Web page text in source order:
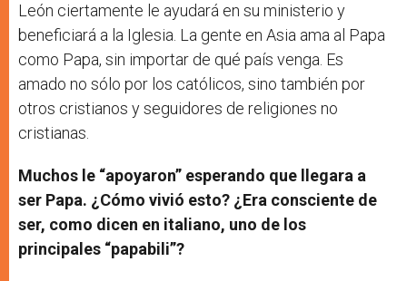
León ciertamente le ayudará en su ministerio y
beneficiará a la Iglesia. La gente en Asia ama al Papa
como Papa, sin importar de qué país venga. Es
amado no sólo por los católicos, sino también por
otros cristianos y seguidores de religiones no
cristianas.
Muchos le “apoyaron” esperando que llegara a
ser Papa. ¿Cómo vivió esto? ¿Era consciente de
ser, como dicen en italiano, uno de los
principales “papabili”?